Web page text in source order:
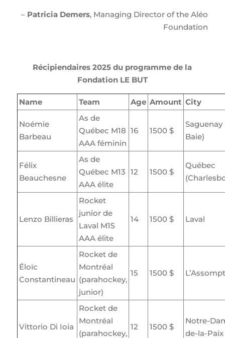
– Patricia Demers, Managing Director of the Aléo
Foundation
Récipiendaires 2025 du programme de la
Fondation LE BUT
Name Team Age Amount City
Noémie
Barbeau
As de
Québec M18
AAA féminin
16 1500 $
Saguenay
Baie)
Félix
Beauchesne
As de
Québec M13
AAA élite
12 1500 $
Québec
Lenzo Billieras
Rocket
junior de
Laval M15
AAA élite
14 1500 $ Laval
Éloïc
Constantineau
Rocket de
Montréal
(parahockey,
junior)
15 1500 $
Vittorio Di Ioia
Rocket de
Montréal
(parahockey,
12 1500 $
Notre-
de-la-Paix